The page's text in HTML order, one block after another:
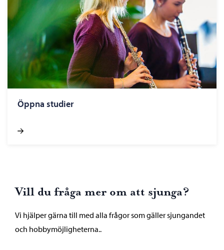
Öppna studier
Vill du fråga mer om att sjunga?
Vi hjälper gärna till med alla frågor som gäller sjungandet
och hobbymöjligheterna..